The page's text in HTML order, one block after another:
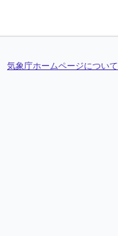
気象庁ホームページについて